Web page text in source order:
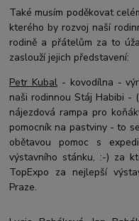
Také musím poděkovat
kterého by rozvoj naší
rodině a přátelům za to
zaslouží jejich představení:
Petr Kubal- kovodílna -
naši rodinnou Stáj Habibi -
nájezdová rampa pro
pomocník na pastviny - to
obětavou pomoc s
výstavního stánku, :-) za
TopExpo za nejlepší
Praze.